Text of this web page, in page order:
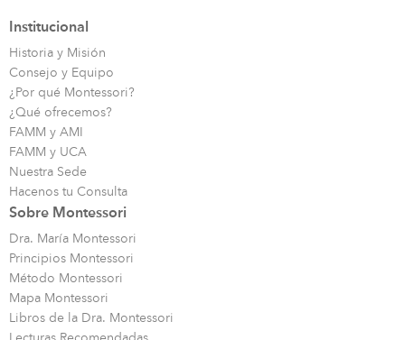
Institucional
Historia y Misión
Consejo y Equipo
¿Por qué Montessori?
¿Qué ofrecemos?
FAMM y AMI
FAMM y UCA
Nuestra Sede
Hacenos tu Consulta
Sobre Montessori
Dra. María Montessori
Principios Montessori
Método Montessori
Mapa Montessori
Libros de la Dra. Montessori